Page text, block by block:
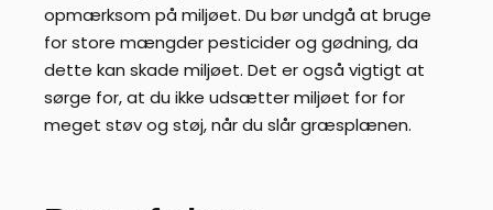
opmærksom på miljøet. Du bør undgå at bruge
for store mængder pesticider og gødning, da
dette kan skade miljøet. Det er også vigtigt at
sørge for, at du ikke udsætter miljøet for for
meget støv og støj, når du slår græsplænen.